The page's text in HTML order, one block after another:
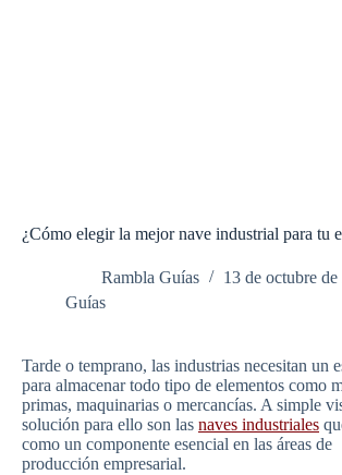
¿Cómo elegir la mejor nave industrial para tu
Rambla Guías
13 de octubre
Guías
Tarde o temprano, las industrias necesitan un
para almacenar todo tipo de elementos como
primas, maquinarias o mercancías. A simple
solución para ello son las naves industriales
como un componente esencial en las áreas de
producción empresarial.